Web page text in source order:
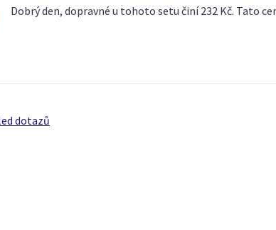
Dobrý den, dopravné u tohoto setu činí 232 Kč. Tato
dotazů